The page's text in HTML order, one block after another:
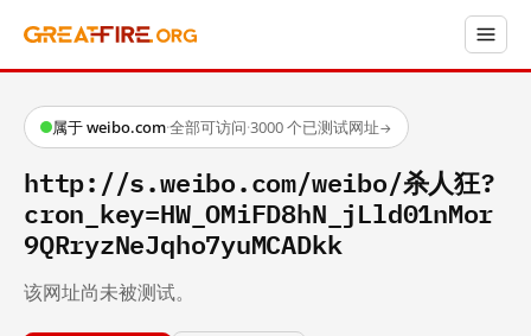
属于 weibo.com·全部可访问·3000 个已测试网址→
http://s.weibo.com/weibo/杀人狂?
cron_key=HW_OMiFD8hN_jLld01nMor
9QRryzNeJqho7yuMCADkk
该网址尚未被测试。